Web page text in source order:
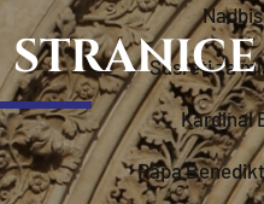
Susreti za
Kardinal
Papa
STRANICE